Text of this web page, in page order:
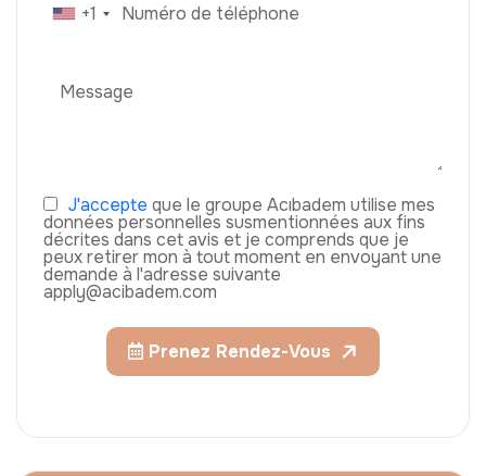
+1
J'accepte que le groupe Acıbadem utilise mes
données personnelles susmentionnées aux fins
décrites dans cet avis et je comprends que je
peux retirer mon à tout moment en envoyant une
demande à l'adresse suivante
apply@acibadem.com
Prenez Rendez-Vous